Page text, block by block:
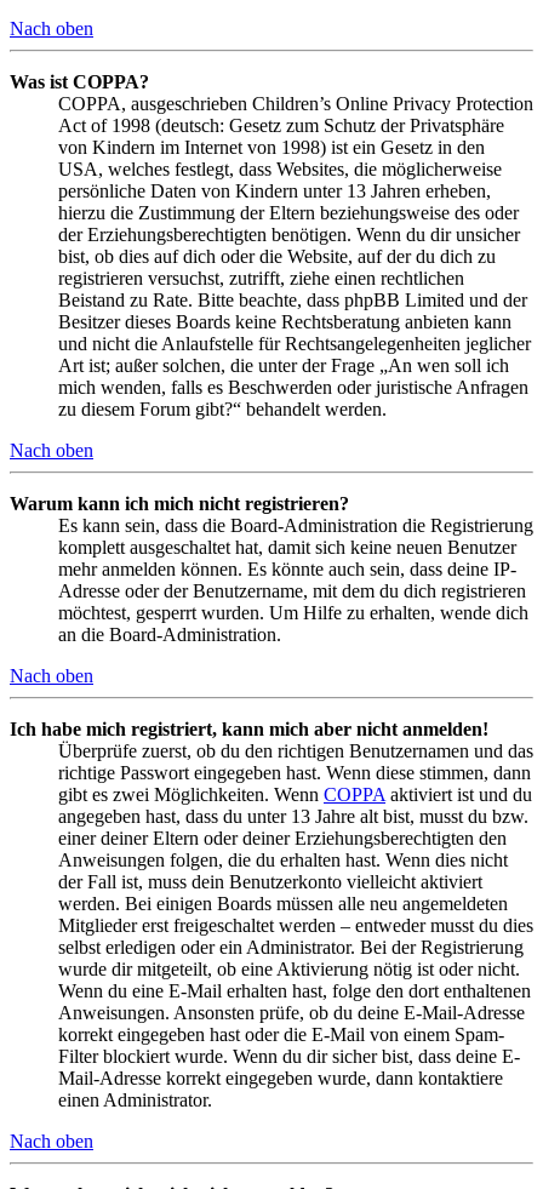
Nach oben
Was ist COPPA?
COPPA, ausgeschrieben Children’s Online Privacy Protection
Act of 1998 (deutsch: Gesetz zum Schutz der Privatsphäre
von Kindern im Internet von 1998) ist ein Gesetz in den
USA, welches festlegt, dass Websites, die möglicherweise
persönliche Daten von Kindern unter 13 Jahren erheben,
hierzu die Zustimmung der Eltern beziehungsweise des oder
der Erziehungsberechtigten benötigen. Wenn du dir unsicher
bist, ob dies auf dich oder die Website, auf der du dich zu
registrieren versuchst, zutrifft, ziehe einen rechtlichen
Beistand zu Rate. Bitte beachte, dass phpBB Limited und der
Besitzer dieses Boards keine Rechtsberatung anbieten kann
und nicht die Anlaufstelle für Rechtsangelegenheiten jeglicher
Art ist; außer solchen, die unter der Frage „An wen soll ich
mich wenden, falls es Beschwerden oder juristische Anfragen
zu diesem Forum gibt?“ behandelt werden.
Nach oben
Warum kann ich mich nicht registrieren?
Es kann sein, dass die Board-Administration die Registrierung
komplett ausgeschaltet hat, damit sich keine neuen Benutzer
mehr anmelden können. Es könnte auch sein, dass deine IP-
Adresse oder der Benutzername, mit dem du dich registrieren
möchtest, gesperrt wurden. Um Hilfe zu erhalten, wende dich
an die Board-Administration.
Nach oben
Ich habe mich registriert, kann mich aber nicht anmelden!
Überprüfe zuerst, ob du den richtigen Benutzernamen und das
richtige Passwort eingegeben hast. Wenn diese stimmen, dann
gibt es zwei Möglichkeiten. Wenn COPPA aktiviert ist und du
angegeben hast, dass du unter 13 Jahre alt bist, musst du bzw.
einer deiner Eltern oder deiner Erziehungsberechtigten den
Anweisungen folgen, die du erhalten hast. Wenn dies nicht
der Fall ist, muss dein Benutzerkonto vielleicht aktiviert
werden. Bei einigen Boards müssen alle neu angemeldeten
Mitglieder erst freigeschaltet werden – entweder musst du dies
selbst erledigen oder ein Administrator. Bei der Registrierung
wurde dir mitgeteilt, ob eine Aktivierung nötig ist oder nicht.
Wenn du eine E-Mail erhalten hast, folge den dort enthaltenen
Anweisungen. Ansonsten prüfe, ob du deine E-Mail-Adresse
korrekt eingegeben hast oder die E-Mail von einem Spam-
Filter blockiert wurde. Wenn du dir sicher bist, dass deine E-
Mail-Adresse korrekt eingegeben wurde, dann kontaktiere
einen Administrator.
Nach oben